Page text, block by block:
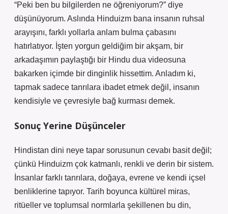
“Peki ben bu bilgilerden ne öğreniyorum?” diye
düşünüyorum. Aslında Hinduizm bana insanın ruhsal
arayışını, farklı yollarla anlam bulma çabasını
hatırlatıyor. İşten yorgun geldiğim bir akşam, bir
arkadaşımın paylaştığı bir Hindu dua videosuna
bakarken içimde bir dinginlik hissettim. Anladım ki,
tapmak sadece tanrılara ibadet etmek değil, insanın
kendisiyle ve çevresiyle bağ kurması demek.
Sonuç Yerine Düşünceler
Hindistan dini neye tapar sorusunun cevabı basit değil;
çünkü Hinduizm çok katmanlı, renkli ve derin bir sistem.
İnsanlar farklı tanrılara, doğaya, evrene ve kendi içsel
benliklerine tapıyor. Tarih boyunca kültürel miras,
ritüeller ve toplumsal normlarla şekillenen bu din,